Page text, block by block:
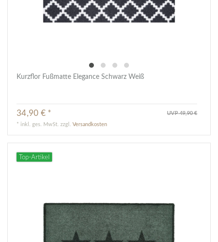
Kurzflor Fußmatte Elegance Schwarz Weiß
UVP 49,90 €
34,90 € *
* inkl. ges. MwSt. zzgl.Versandkosten
Top-Artikel